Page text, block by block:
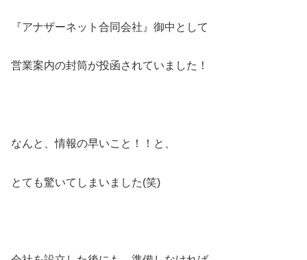
『アナザーネット合同会社』御中として
営業案内の封筒が投函されていました！
なんと、情報の早いこと！！と、
とても驚いてしまいました(笑)